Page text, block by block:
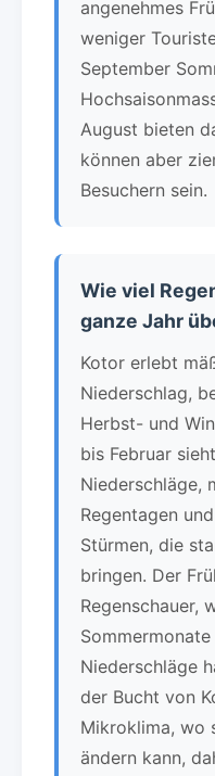
angenehmes
weniger
September
August bieten
können aber
Besuchern sein.
Wie viel
ganze Jahr
Kotor erlebt
Niederschlag,
Herbst- und
bis Februar
Niederschläge,
Regentagen
Stürmen, die
bringen. Der
Regenschauer,
Niederschläge
der Bucht von
Mikroklima, wo
ändern kann,